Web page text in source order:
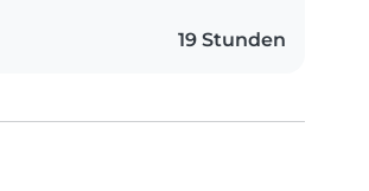
19 Stunden